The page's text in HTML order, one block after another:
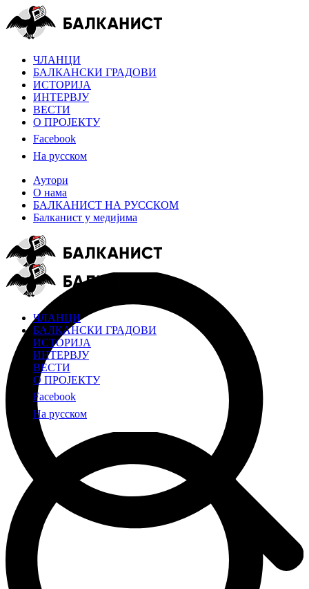
ЧЛАНЦИ
БАЛКАНСКИ ГРАДОВИ
ИСТОРИЈА
ИНТЕРВЈУ
ВЕСТИ
О ПРОЈЕКТУ
Facebook
На русском
Аутори
О нама
БАЛКАНИСТ НА РУССКОМ
Балканист у медијима
ЧЛАНЦИ
БАЛКАНСКИ ГРАДОВИ
ИСТОРИЈА
ИНТЕРВЈУ
ВЕСТИ
О ПРОЈЕКТУ
Facebook
На русском